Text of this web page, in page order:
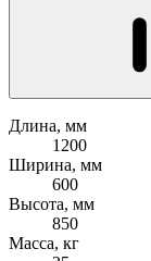
Длина, мм
1200
Ширина, мм
600
Высота, мм
850
Масса, кг